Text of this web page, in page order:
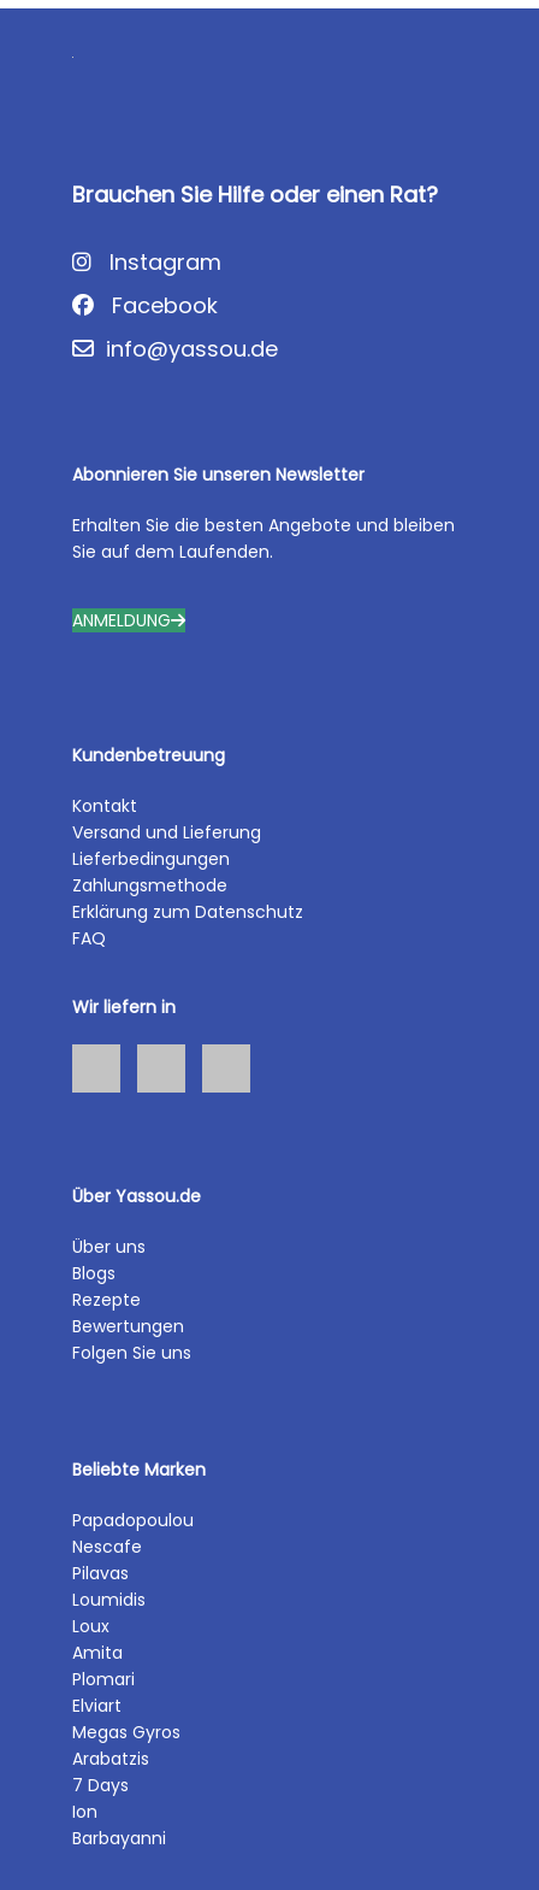
Brauchen Sie Hilfe oder einen Rat?
Instagram
Facebook
info@yassou.de
Abonnieren Sie unseren Newsletter
Erhalten Sie die besten Angebote und bleiben
Sie auf dem Laufenden.
ANMELDUNG
Kundenbetreuung
Kontakt
Versand und Lieferung
Lieferbedingungen
Zahlungsmethode
Erklärung zum Datenschutz
FAQ
Wir liefern in
Über Yassou.de
Über uns
Blogs
Rezepte
Bewertungen
Folgen Sie uns
Beliebte Marken
Papadopoulou
Nescafe
Pilavas
Loumidis
Loux
Amita
Plomari
Elviart
Megas Gyros
Arabatzis
7 Days
Ion
Barbayanni